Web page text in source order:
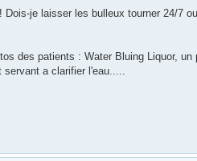
je laisser les bulleux tourner 24/7
des patients : Water Bluing Liquor, un
a clarifier l'eau.....